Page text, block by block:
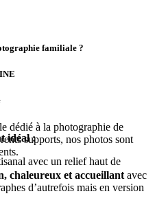
familiale ?
dédié à la photographie de
supports, nos photos sont
chaleureux et accueillant avec
d’autrefois mais en version
idéal :
avec un relief haut de